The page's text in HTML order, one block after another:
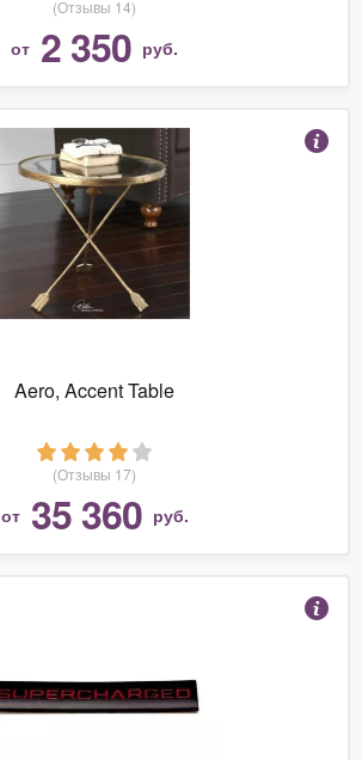
(Отзывы 14)
от 2 350 руб.
Aero, Accent Table
(Отзывы 17)
от 35 360 руб.